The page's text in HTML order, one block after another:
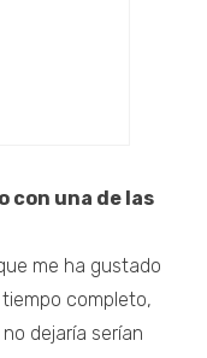
con una de las
me ha gustado
completo,
dejaría serían